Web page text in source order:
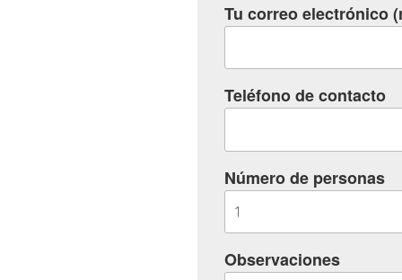
Tu correo electrónico
Teléfono de contacto
Número de personas
Observaciones